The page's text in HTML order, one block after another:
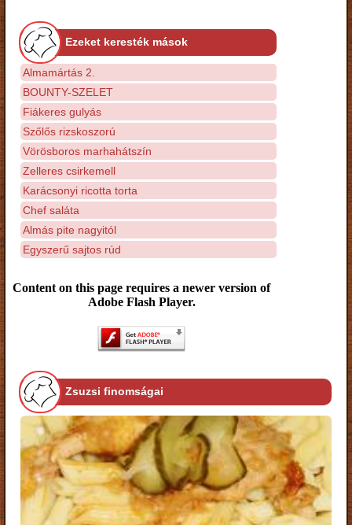
Ezeket keresték mások
Almamártás 2.
BOUNTY-SZELET
Fiákeres gulyás
Szőlős rizskoszorú
Vörösboros marhahátszín
Zelleres csirkemell
Karácsonyi ricotta torta
Chef saláta
Almás pite nagyitól
Egyszerű sajtos rúd
Content on this page requires a newer version of
Adobe Flash Player.
Zsuzsi finomságai